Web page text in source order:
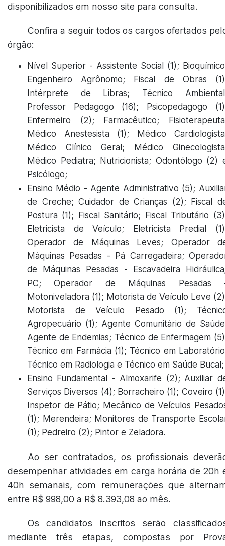
disponibilizados em nosso site para consulta.
Confira a seguir todos os cargos ofertados
órgão:
Nível Superior - Assistente Social (1);
Engenheiro Agrônomo; Fiscal de Obras
Intérprete de Libras; Técnico
Professor Pedagogo (16); Psicopedagogo
Enfermeiro (2); Farmacêutico;
Médico Anestesista (1); Médico
Médico Clínico Geral; Médico
Médico Pediatra; Nutricionista; Odontólogo (2)
Psicólogo;
Ensino Médio - Agente Administrativo (5);
de Creche; Cuidador de Crianças (2); Fiscal
Postura (1); Fiscal Sanitário; Fiscal Tributário
Eletricista de Veículo; Eletricista Predial
Operador de Máquinas Leves; Operador
Máquinas Pesadas - Pá Carregadeira;
de Máquinas Pesadas - Escavadeira
PC; Operador de Máquinas Pesadas
Motoniveladora (1); Motorista de Veículo Leve
Motorista de Veículo Pesado (1);
Agropecuário (1); Agente Comunitário de
Agente de Endemias; Técnico de Enfermagem
Técnico em Farmácia (1); Técnico em
Técnico em Radiologia e Técnico em Saúde Bucal;
Ensino Fundamental - Almoxarife (2); Auxiliar
Serviços Diversos (4); Borracheiro (1); Coveiro
Inspetor de Pátio; Mecânico de Veículos
(1); Merendeira; Monitores de Transporte
(1); Pedreiro (2); Pintor e Zeladora.
Ao ser contratados, os profissionais
desempenhar atividades em carga horária de 20h
40h semanais, com remunerações que
entre R$ 998,00 a R$ 8.393,08 ao mês.
Os candidatos inscritos serão
mediante três etapas, compostas por